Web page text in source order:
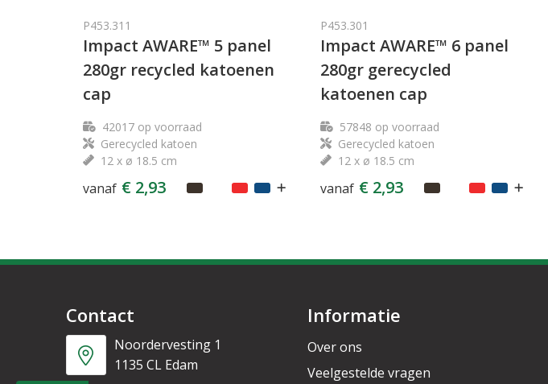
P453.311
Impact AWARE™ 5 panel
280gr recycled katoenen
cap
42017op voorraad
Gerecycled katoen
12 x ø 18.5 cm
vanaf € 2,93
P453.301
Impact AWARE™ 6 panel
280gr gerecycled
katoenen cap
57848 op voorraad
Gerecycled katoen
12 x ø 18.5 cm
vanaf € 2,93
Contact
Noordervesting 1
1135 CL Edam
Informatie
Over ons
Veelgestelde vragen